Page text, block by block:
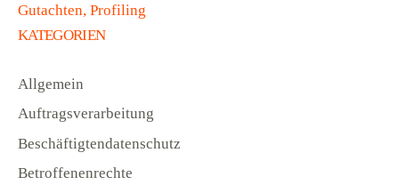
Gutachten, Profiling
KATEGORIEN
Allgemein
Auftragsverarbeitung
Beschäftigtendatenschutz
Betroffenenrechte